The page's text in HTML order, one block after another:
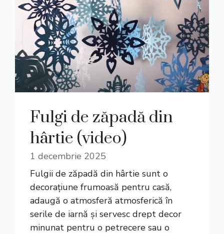
Fulgi de zăpadă din
hârtie (video)
1 decembrie 2025
Fulgii de zăpadă din hârtie sunt o
decorațiune frumoasă pentru casă,
adaugă o atmosferă atmosferică în
serile de iarnă și servesc drept decor
minunat pentru o petrecere sau o